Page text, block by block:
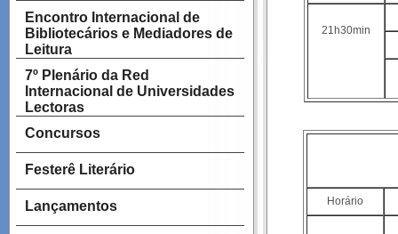
Encontro Internacional de
Bibliotecários e Mediadores de
Leitura
7º Plenário da Red
Internacional de Universidades
Lectoras
Concursos
Festerê Literário
Lançamentos
21h30min
Horário